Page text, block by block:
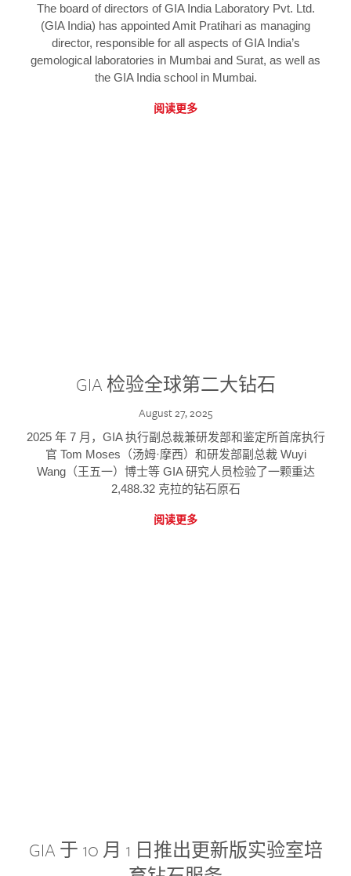
The board of directors of GIA India Laboratory Pvt. Ltd.
(GIA India) has appointed Amit Pratihari as managing
director, responsible for all aspects of GIA India’s
gemological laboratories in Mumbai and Surat, as well as
the GIA India school in Mumbai.
阅读更多
GIA 检验全球第二大钻石
August 27, 2025
2025 年 7 月，GIA 执行副总裁兼研发部和鉴定所首席执行
官 Tom Moses（汤姆·摩西）和研发部副总裁 Wuyi
Wang（王五一）博士等 GIA 研究人员检验了一颗重达
2,488.32 克拉的钻石原石
阅读更多
GIA 于 10 月 1 日推出更新版实验室培